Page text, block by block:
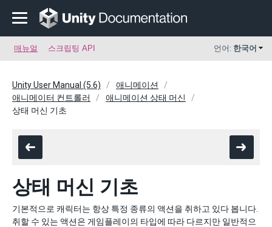
매뉴얼 스크립팅 API 언어: 한국어
Unity User Manual (5.6)
애니메이션
애니메이터 컨트롤러
애니메이션 상태 머신
상태 머신 기초
상태 머신 기초
기본적으로 캐릭터는 항상 특정 종류의 액션을 취하고 있다 봅니다.
취할 수 있는 액션은 게임플레이의 타입에 따라 다르지만 일반적으